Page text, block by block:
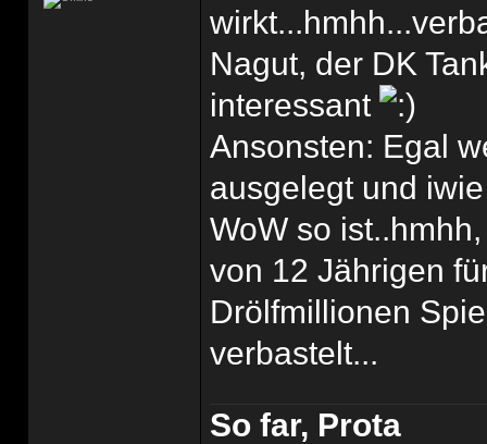
Nagut, der DK
interessant
Ansonsten: Egal
ausgelegt und
WoW so
von 12 Jährigen
Drölfmillionen
verbastelt...
So far, Prota